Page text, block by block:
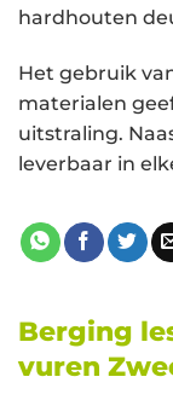
hardhouten
Het gebruik
materialen
uitstraling.
leverbaar in
Berging
vuren